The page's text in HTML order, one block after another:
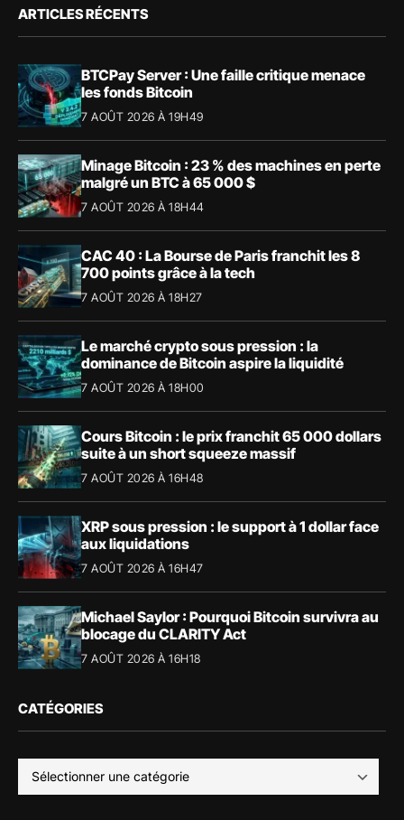
ARTICLES RÉCENTS
BTCPay Server : Une faille critique menace
les fonds Bitcoin
7 AOÛT 2026 À 19H49
Minage Bitcoin : 23 % des machines en perte
malgré un BTC à 65 000 $
7 AOÛT 2026 À 18H44
CAC 40 : La Bourse de Paris franchit les 8
700 points grâce à la tech
7 AOÛT 2026 À 18H27
Le marché crypto sous pression : la
dominance de Bitcoin aspire la liquidité
7 AOÛT 2026 À 18H00
Cours Bitcoin : le prix franchit 65 000 dollars
suite à un short squeeze massif
7 AOÛT 2026 À 16H48
XRP sous pression : le support à 1 dollar face
aux liquidations
7 AOÛT 2026 À 16H47
Michael Saylor : Pourquoi Bitcoin survivra au
blocage du CLARITY Act
7 AOÛT 2026 À 16H18
CATÉGORIES